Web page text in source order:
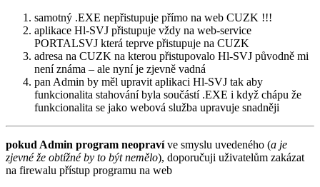
samotný .EXE nepřistupuje přímo na web CUZK !!!
aplikace Hl-SVJ přistupuje vždy na web-service
PORTALSVJ která teprve přistupuje na CUZK
adresa na CUZK na kterou přistupovalo Hl-SVJ původně mi
není známa – ale nyní je zjevně vadná
pan Admin by měl upravit aplikaci Hl-SVJ tak aby
funkcionalita stahování byla součástí .EXE i když chápu že
funkcionalita se jako webová služba upravuje snadněji
pokud Admin program neopravíve smyslu uvedeného (a je
zjevné že obtížné by to být nemělo), doporučuji uživatelům zakázat
na firewalu přístup programu na web